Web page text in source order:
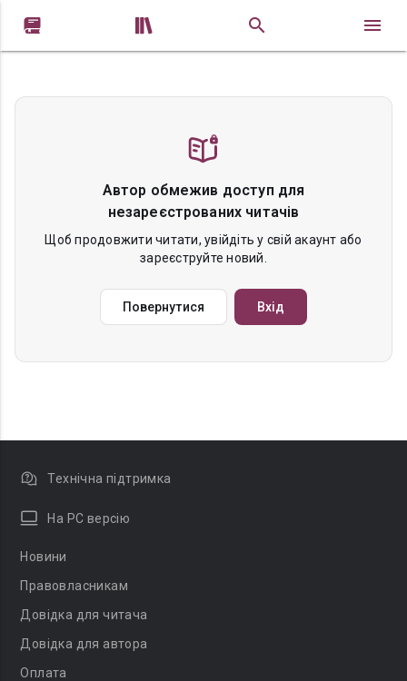
 
Автор обмежив доступ для
незареєстрованих читачів
Щоб продовжити читати, увійдіть у свій акаунт або
зареєструйте новий.
Повернутися Вхід
Технічна підтримка
На PC версію
Новини
Правовласникам
Довідка для читача
Довідка для автора
Оплата